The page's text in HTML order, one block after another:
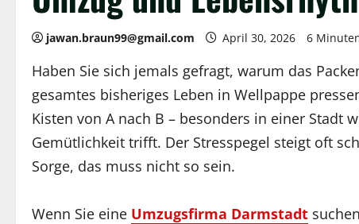
jawan.braun99@gmail.com April 30, 2026 6
Haben Sie sich jemals gefragt, warum das
gesamtes bisheriges Leben in Wellpappe
Kisten von A nach B – besonders in einer Stadt
Gemütlichkeit trifft. Der Stresspegel steigt oft
Sorge, das muss nicht so sein.
Wenn Sie eine Umzugsfirma Darmstadt